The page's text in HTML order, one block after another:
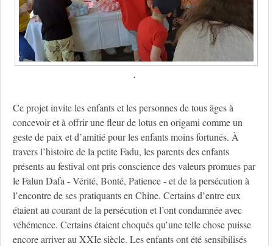
.
Ce projet invite les enfants et les personnes de tous âges à
concevoir et à offrir une fleur de lotus en origami comme un
geste de paix et d’amitié pour les enfants moins fortunés. À
travers l’histoire de la petite Fadu, les parents des enfants
présents au festival ont pris conscience des valeurs promues par
le Falun Dafa - Vérité, Bonté, Patience - et de la persécution à
l’encontre de ses pratiquants en Chine. Certains d’entre eux
étaient au courant de la persécution et l’ont condamnée avec
véhémence. Certains étaient choqués qu’une telle chose puisse
encore arriver au XXIe siècle. Les enfants ont été sensibilisés